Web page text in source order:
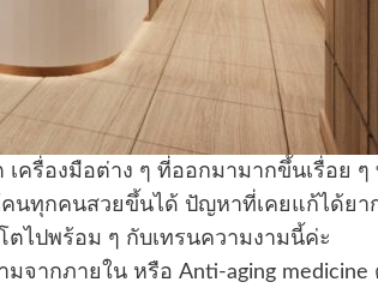
เครื่องมือต่าง ๆ ที่ออกมามากขึ้นเรื่อย
นทุกคนสวยขึ้นได้ ปัญหาที่เคยแก้ได้ยา
ตไปพร้อม ๆ กับเทรนความงามนี้ค่ะ
จากภายใน หรือ Anti-aging medicine